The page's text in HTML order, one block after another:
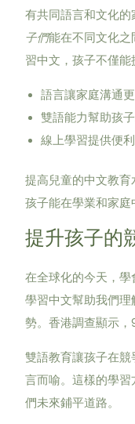
有共同語言和文化的
子們能在不同文化
習中文，孩子不僅能
語言讓家庭溝通
雙語能力幫助孩
線上學習提供便
提高兒童的中文教育
孩子能在學業和家庭
提升孩子的
在全球化的今天，學
學習中文幫助我們
勢。香港調查顯示，
雙語教育讓孩子在
言而喻。這樣的學
們未來鋪平道路。